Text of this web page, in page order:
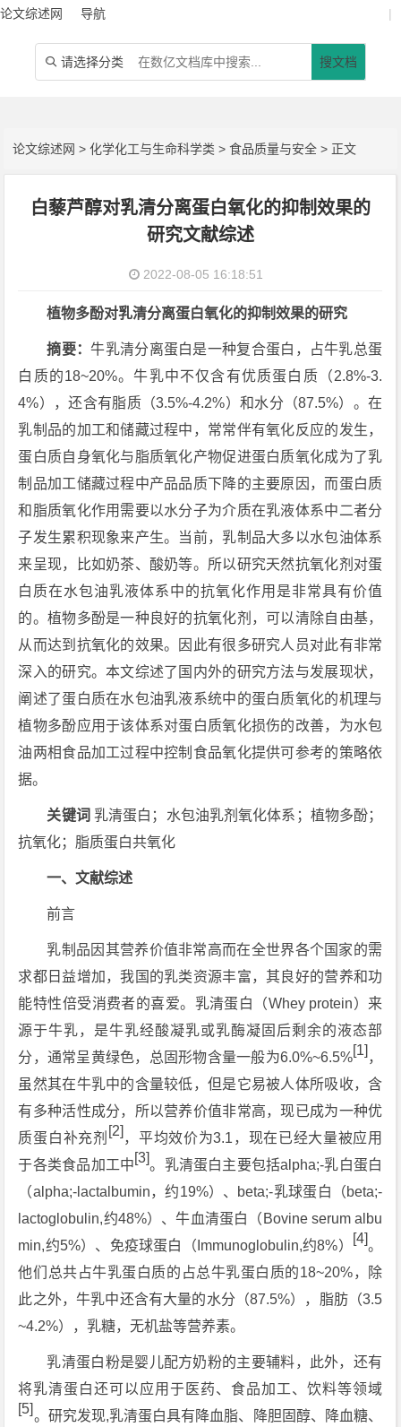
论文综述网 导航 |
 请选择分类 搜文档
论文综述网 >化学化工与生命科学类 >食品质量与安全 > 正文
白藜芦醇对乳清分离蛋白氧化的抑制效果的
研究文献综述
2022-08-05 16:18:51
植物多酚对乳清分离蛋白氧化的抑制效果的研究
摘要：牛乳清分离蛋白是一种复合蛋白，占牛乳总蛋
白质的18~20%。牛乳中不仅含有优质蛋白质（2.8%-3.
4%），还含有脂质（3.5%-4.2%）和水分（87.5%）。在
乳制品的加工和储藏过程中，常常伴有氧化反应的发生，
蛋白质自身氧化与脂质氧化产物促进蛋白质氧化成为了乳
制品加工储藏过程中产品品质下降的主要原因，而蛋白质
和脂质氧化作用需要以水分子为介质在乳液体系中二者分
子发生累积现象来产生。当前，乳制品大多以水包油体系
来呈现，比如奶茶、酸奶等。所以研究天然抗氧化剂对蛋
白质在水包油乳液体系中的抗氧化作用是非常具有价值
的。植物多酚是一种良好的抗氧化剂，可以清除自由基，
从而达到抗氧化的效果。因此有很多研究人员对此有非常
深入的研究。本文综述了国内外的研究方法与发展现状，
阐述了蛋白质在水包油乳液系统中的蛋白质氧化的机理与
植物多酚应用于该体系对蛋白质氧化损伤的改善，为水包
油两相食品加工过程中控制食品氧化提供可参考的策略依
据。
关键词 乳清蛋白；水包油乳剂氧化体系；植物多酚；
抗氧化；脂质蛋白共氧化
一、文献综述
前言
乳制品因其营养价值非常高而在全世界各个国家的需
求都日益增加，我国的乳类资源丰富，其良好的营养和功
能特性倍受消费者的喜爱。乳清蛋白（Whey protein）来
源于牛乳，是牛乳经酸凝乳或乳酶凝固后剩余的液态部
分，通常呈黄绿色，总固形物含量一般为6.0%~6.5%[1]，
虽然其在牛乳中的含量较低，但是它易被人体所吸收，含
有多种活性成分，所以营养价值非常高，现已成为一种优
质蛋白补充剂 [2]，平均效价为3.1，现在已经大量被应用
于各类食品加工中[3]。乳清蛋白主要包括alpha;-乳白蛋白
（alpha;-lactalbumin，约19%）、beta;-乳球蛋白（beta;-
lactoglobulin,约48%）、牛血清蛋白（Bovine serum albu
min,约5%）、免疫球蛋白（Immunoglobulin,约8%）
[4]。
他们总共占牛乳蛋白质的占总牛乳蛋白质的18~20%，除
此之外，牛乳中还含有大量的水分（87.5%），脂肪（3.5
~4.2%），乳糖，无机盐等营养素。
乳清蛋白粉是婴儿配方奶粉的主要辅料，此外，还有
将乳清蛋白还可以应用于医药、食品加工、饮料等领域
[5]。研究发现,乳清蛋白具有降血脂、降胆固醇、降血糖、